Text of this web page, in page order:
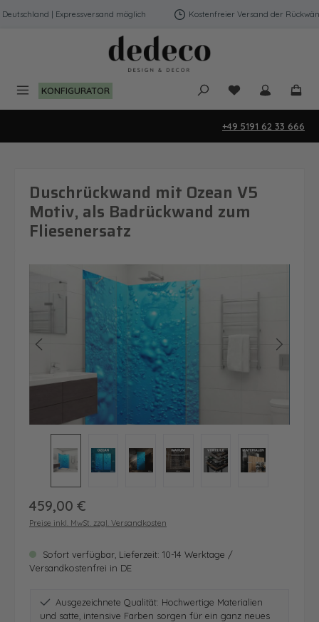
Zum Hauptinhalt springen
| Expressversand möglich Kostenfreier Versand der
KONFIGURATOR Du hast 0
+49 5191 62 33 666
Duschrückwand mit Ozean V5
Motiv, als Badrückwand zum
Fliesenersatz
Bildergalerie überspringen
Regulärer Preis:
459,00 €
Preise inkl. MwSt. zzgl. Versandkosten
Sofort verfügbar, Lieferzeit: 10-14 Werktage /
Versandkostenfrei in DE
Ausgezeichnete Qualität: Hochwertige Materialien
und satte, intensive Farben sorgen für ein ganz neues